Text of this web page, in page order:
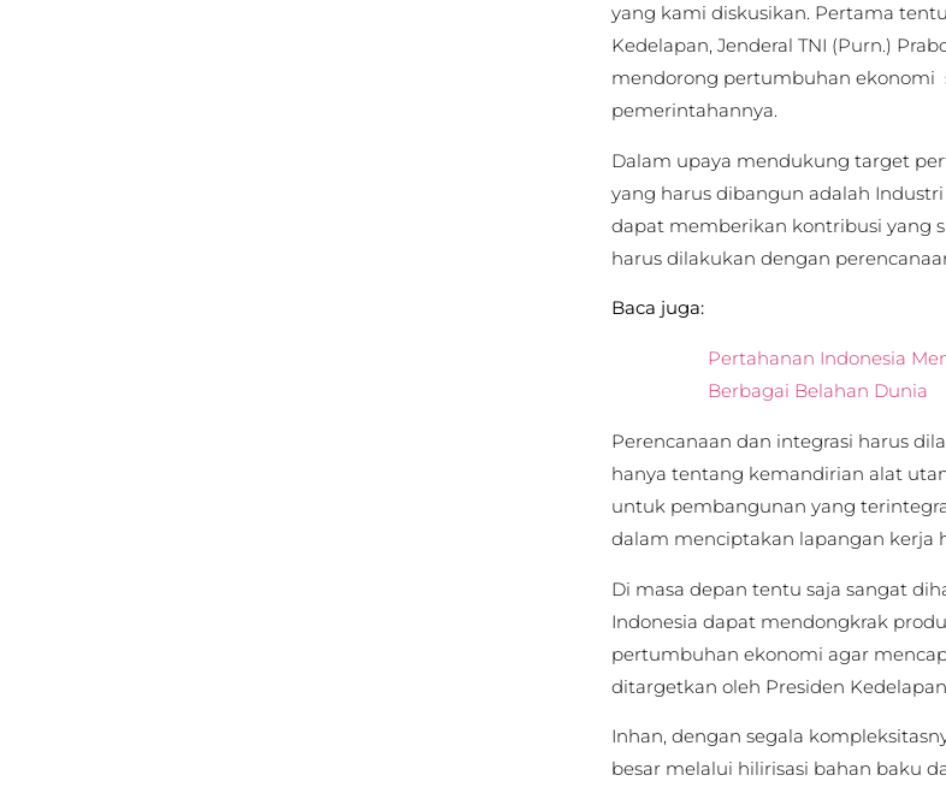
yang kami diskusikan. Pertama
Kedelapan, Jenderal TNI (Purn.)
mendorong pertumbuhan ekonomi
pemerintahannya.
Dalam upaya mendukung target
yang harus dibangun adalah
dapat memberikan kontribusi yang
harus dilakukan dengan
Baca juga:
Pertahanan Indonesia
Berbagai Belahan Dunia
Perencanaan dan integrasi harus
hanya tentang kemandirian alat
untuk pembangunan yang
dalam menciptakan lapangan kerja
Di masa depan tentu saja sangat
Indonesia dapat mendongkrak
pertumbuhan ekonomi agar
ditargetkan oleh Presiden
Inhan, dengan segala
besar melalui hilirisasi bahan baku